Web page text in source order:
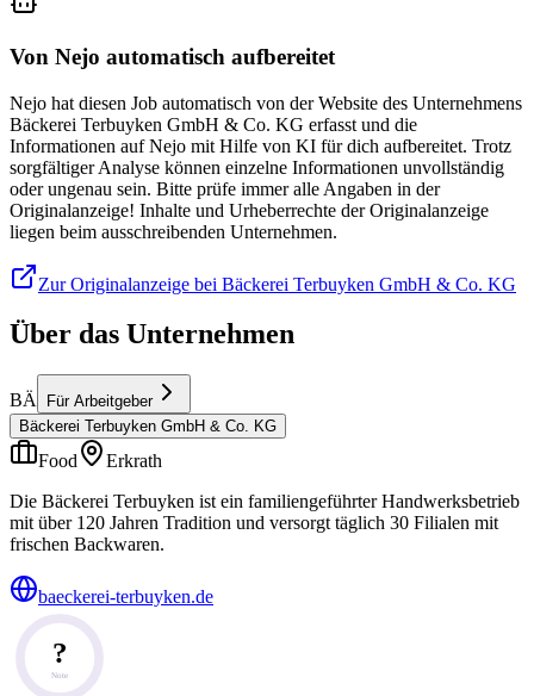
Von Nejo automatisch aufbereitet
Nejo hat diesen Job automatisch von der Website des Unternehmens
Bäckerei Terbuyken GmbH & Co. KG erfasst und die
Informationen auf Nejo mit Hilfe von KI für dich aufbereitet. Trotz
sorgfältiger Analyse können einzelne Informationen unvollständig
oder ungenau sein. Bitte prüfe immer alle Angaben in der
Originalanzeige! Inhalte und Urheberrechte der Originalanzeige
liegen beim ausschreibenden Unternehmen.
Zur Originalanzeige bei Bäckerei Terbuyken GmbH & Co. KG
Über das Unternehmen
BÄ
Für Arbeitgeber
Bäckerei Terbuyken GmbH & Co. KG
Food
Erkrath
Die Bäckerei Terbuyken ist ein familiengeführter Handwerksbetrieb
mit über 120 Jahren Tradition und versorgt täglich 30 Filialen mit
frischen Backwaren.
baeckerei-terbuyken.de
?
Note